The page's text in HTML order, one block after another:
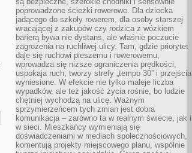
poprowadzone ścieżki rowerowe. Dla dziecka
jadącego do szkoły rowerem, dla osoby starszej
wracającej z zakupów czy rodzica z wózkiem
barierą bywa nie dystans, ale właśnie poczucie
zagrożenia na ruchliwej ulicy. Tam, gdzie priorytet
daje się ruchowi pieszemu i rowerowemu,
wprowadza się niższe ograniczenia prędkości,
uspokaja ruch, tworzy strefy „tempo 30” i przejścia
wyniesione. W efekcie nie tylko maleje liczba
wypadków, ale też jakość życia rośnie, bo ludzie
chętniej wychodzą na ulicę. Ważnym
sprzymierzeńcem tych zmian jest dobra
komunikacja – zarówno ta w realnym świecie, jak i
w sieci. Mieszkańcy wymieniają się
doświadczeniami w mediach społecznościowych,
komentują projekty miejscowego planu, wspólnie